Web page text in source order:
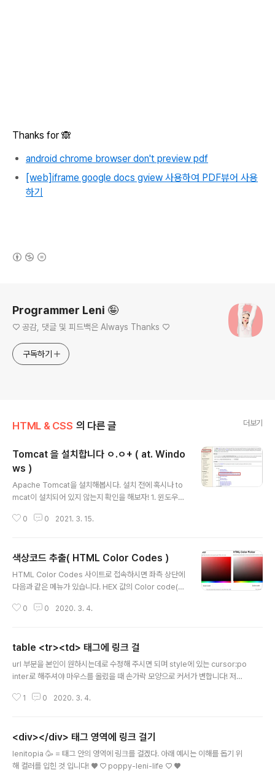
Thanks for 🙈
android chrome browser don't preview pdf
[web]iframe google docs gview 사용하여 PDF뷰어 사용
하기
Programmer Leni 🤪
♡ 공감, 댓글 및 피드백은 Always Thanks ♡
구독하기
HTML & CSS 의 다른 글 더보기
Tomcat 을 설치합니다 ㅇ.ㅇ+ ( at. Windo
ws )
Apache Tomcat을 설치해봅시다. 설치 전에 혹시나 to
mcat이 설치되어 있지 않는지 확인을 해보자! 1. 윈도우키
제어판 > 프로그램 제거에 들어가서 tomcat이나 apach
m 어쩌구..(까묵)가 있는지 확인! 만약 잔재가 존재한다면
삭제하고 진행해주는 것이 설치 시 충돌을 방지 할 수 있다
고 한다! 시작! 1. 다운로드! 일단 홈페이지에 들어간다! 👉🏻
n7를 설치하도록 하겠다. 넘겨보다보면 이런 화면이 나오
0 0 2021. 3. 15.
색상코드 추출( HTML Color Codes )
HTML Color Codes 사이트로 접속하시면 좌측 상단에
다음과 같은 메뉴가 있습니다. HEX 값의 Color code(#
LS만 사용하시면 됩니다. 만약 그 외에 RGB, HSV, HSL,
메뉴인 CONVERT COLOR FORMAT 메뉴를 사용하여
변환해주세요. COLOR TOOLS ( 첫번째 메뉴 ) CONVE
RT COLOR FORMAT ( 세번째 메뉴 )
0 0 2020. 3. 4.
table <tr><td> 태그에 링크 걸
url 부분을 본인이 원하시는데로 수정해 주시면 되며 style에 있는 cursor:po
inter로 해주셔야 마우스를 올렸을 때 손가락 모양으로 커서가 변합니다! 저는 l
였는데 현재 창에서 열거나 현재 창 어딘가로 이동한다 하시면 onClick="loca
1 0 2020. 3. 4.
<div></div> 태그 영역에 링크 걸기
lenitopia 🥳 = 태그 안의 영역에 링크를 걸겠다. 아래 예시는 이해를 돕기 위
해 컬러를 입힌 것 입니다! ♥ ♡ poppy-leni-life ♡ ♥